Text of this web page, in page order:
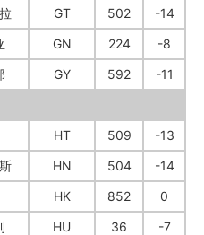
GT 502
-14
GN 224
-8
GY 592 -11
HT 509
-13
HN 504
-14
HK 852
0
HU 36 -7